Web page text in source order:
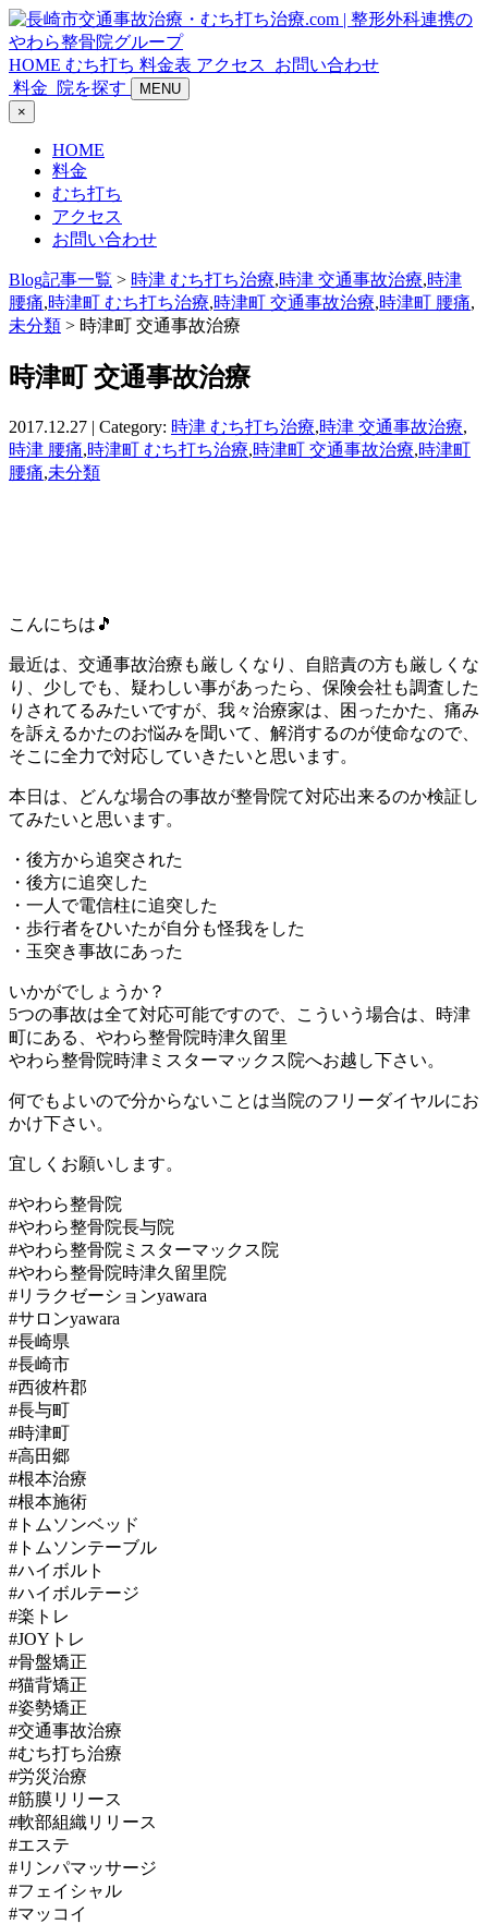
HOME むち打ち 料金表 アクセス
お問い合わせ
料金
院を探す
MENU
×
HOME
料金
むち打ち
アクセス
お問い合わせ
Blog記事一覧 > 時津 むち打ち治療,時津 交通事故治療,時津
腰痛,時津町 むち打ち治療,時津町 交通事故治療,時津町 腰痛,
未分類 > 時津町 交通事故治療
時津町 交通事故治療
2017.12.27 | Category: 時津 むち打ち治療,時津 交通事故治療,
時津 腰痛,時津町 むち打ち治療,時津町 交通事故治療,時津町
腰痛,未分類
こんにちは🎵
最近は、交通事故治療も厳しくなり、自賠責の方も厳しくな
り、少しでも、疑わしい事があったら、保険会社も調査した
りされてるみたいですが、我々治療家は、困ったかた、痛み
を訴えるかたのお悩みを聞いて、解消するのが使命なので、
そこに全力で対応していきたいと思います。
本日は、どんな場合の事故が整骨院て対応出来るのか検証し
てみたいと思います。
・後方から追突された
・後方に追突した
・一人で電信柱に追突した
・歩行者をひいたが自分も怪我をした
・玉突き事故にあった
いかがでしょうか？
5つの事故は全て対応可能ですので、こういう場合は、時津
町にある、やわら整骨院時津久留里
やわら整骨院時津ミスターマックス院へお越し下さい。
何でもよいので分からないことは当院のフリーダイヤルにお
かけ下さい。
宜しくお願いします。
#やわら整骨院
#やわら整骨院長与院
#やわら整骨院ミスターマックス院
#やわら整骨院時津久留里院
#リラクゼーションyawara
#サロンyawara
#長崎県
#長崎市
#西彼杵郡
#長与町
#時津町
#高田郷
#根本治療
#根本施術
#トムソンベッド
#トムソンテーブル
#ハイボルト
#ハイボルテージ
#楽トレ
#JOYトレ
#骨盤矯正
#猫背矯正
#姿勢矯正
#交通事故治療
#むち打ち治療
#労災治療
#筋膜リリース
#軟部組織リリース
#エステ
#リンパマッサージ
#フェイシャル
#マッコイ